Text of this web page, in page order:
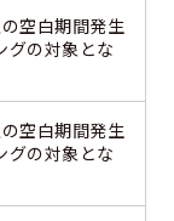
空白期間発生
グの対象とな
空白期間発生
グの対象とな